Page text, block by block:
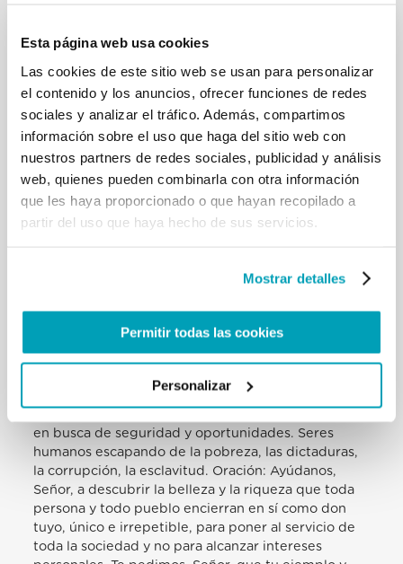
Esta página web usa cookies
Las cookies de este sitio web se usan para personalizar
el contenido y los anuncios, ofrecer funciones de redes
sociales y analizar el tráfico. Además, compartimos
información sobre el uso que haga del sitio web con
nuestros partners de redes sociales, publicidad y análisis
web, quienes pueden combinarla con otra información
que les haya proporcionado o que hayan recopilado a
partir del uso que haya hecho de sus servicios.
Mostrar detalles
Permitir todas las cookies
Personalizar